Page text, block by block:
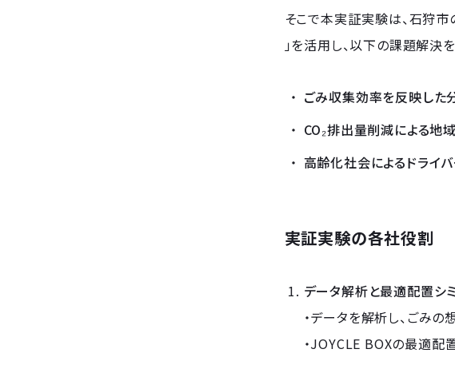
そこで本実証実験は、石狩市
」を活用し、以下の課題解決
ごみ収集効率を反映した
CO₂排出量削減による地
高齢化社会によるドライ
実証実験の各社役割
データ解析と最適配置シミ
・データを解析し、ごみ
・JOYCLE BOXの最適配